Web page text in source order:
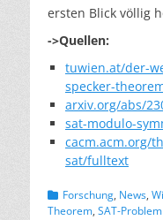
ersten Blick völlig
->Quellen:
tuwien.at/der-
specker-
arxiv.org/abs/
sat-modulo-
cacm.acm.org/
sat/fulltext
Kategorien
Forschung, News,
Theorem, SAT-Problem